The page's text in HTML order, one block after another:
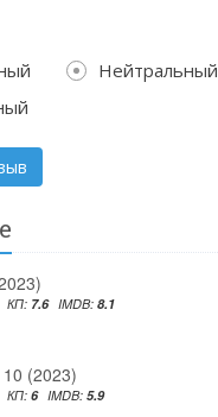
Нейтральный
КП: 7.6 IMDB: 8.1
(2023)
КП: 6 IMDB: 5.9